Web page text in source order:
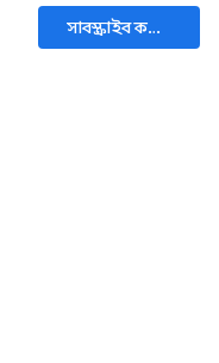
সাবস্ক্রাইব করুন